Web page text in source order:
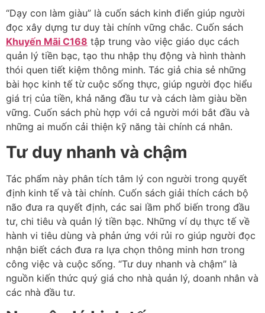
“Dạy con làm giàu” là cuốn sách kinh điển giúp người
đọc xây dựng tư duy tài chính vững chắc. Cuốn sách
Khuyến Mãi C168 tập trung vào việc giáo dục cách
quản lý tiền bạc, tạo thu nhập thụ động và hình thành
thói quen tiết kiệm thông minh. Tác giả chia sẻ những
bài học kinh tế từ cuộc sống thực, giúp người đọc hiểu
giá trị của tiền, khả năng đầu tư và cách làm giàu bền
vững. Cuốn sách phù hợp với cả người mới bắt đầu và
những ai muốn cải thiện kỹ năng tài chính cá nhân.
Tư duy nhanh và chậm
Tác phẩm này phân tích tâm lý con người trong quyết
định kinh tế và tài chính. Cuốn sách giải thích cách bộ
não đưa ra quyết định, các sai lầm phổ biến trong đầu
tư, chi tiêu và quản lý tiền bạc. Những ví dụ thực tế về
hành vi tiêu dùng và phản ứng với rủi ro giúp người đọc
nhận biết cách đưa ra lựa chọn thông minh hơn trong
công việc và cuộc sống. “Tư duy nhanh và chậm” là
nguồn kiến thức quý giá cho nhà quản lý, doanh nhân và
các nhà đầu tư.